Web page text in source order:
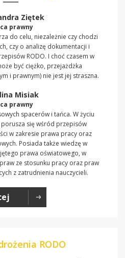
Ziętek
prawny
do celu, niezależnie czy chodzi
czy o analizę dokumentacji i
RODO. I choć czasem w
być ciężko, przejażdżka
i prawnym) nie jest jej straszna.
Misiak
prawny
spacerów i tańca. W życiu
się wśród przepisów
w zakresie prawa pracy oraz
Posiada także wiedzę w
prawa oświatowego, w
ze stosunku pracy oraz praw
z zatrudnienia nauczycieli.
RODO